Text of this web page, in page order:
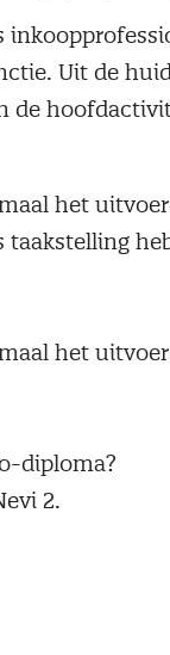
Uit de
de
het
taakstelling
het
diploma?
2.